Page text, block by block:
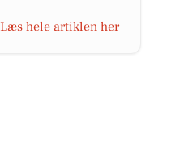
Læs hele artiklen her